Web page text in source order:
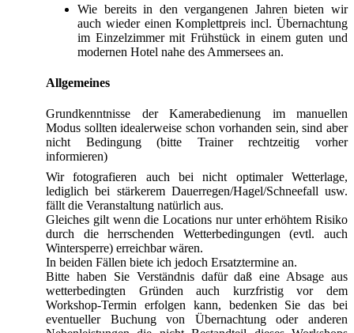
Wie bereits in den vergangenen Jahren bieten wir
auch wieder einen Komplettpreis incl. Übernachtung
im Einzelzimmer mit Frühstück in einem guten und
modernen Hotel nahe des Ammersees an.
Allgemeines
Grundkenntnisse der Kamerabedienung im manuellen
Modus sollten idealerweise schon vorhanden sein, sind aber
nicht Bedingung (bitte Trainer rechtzeitig vorher
informieren)
Wir fotografieren auch bei nicht optimaler Wetterlage,
lediglich bei stärkerem Dauerregen/Hagel/Schneefall usw.
fällt die Veranstaltung natürlich aus.
Gleiches gilt wenn die Locations nur unter erhöhtem Risiko
durch die herrschenden Wetterbedingungen (evtl. auch
Wintersperre) erreichbar wären.
In beiden Fällen biete ich jedoch Ersatztermine an.
Bitte haben Sie Verständnis dafür daß eine Absage aus
wetterbedingten Gründen auch kurzfristig vor dem
Workshop-Termin erfolgen kann, bedenken Sie das bei
eventueller Buchung von Übernachtung oder anderen